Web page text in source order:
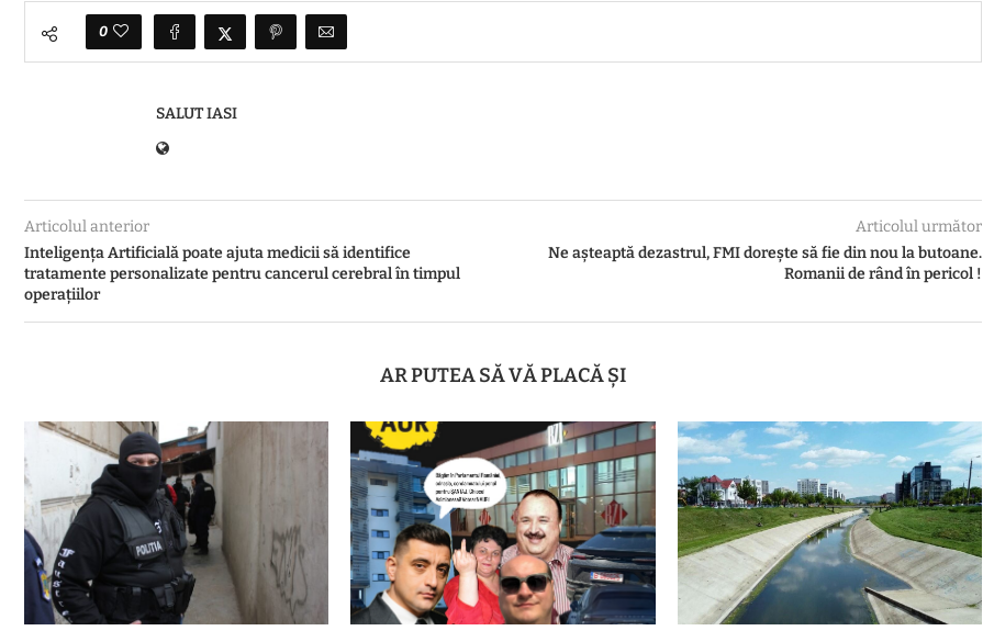
0
SALUT IASI
Articolul anterior
Inteligența Artificială poate ajuta medicii să identifice
tratamente personalizate pentru cancerul cerebral în timpul
operațiilor
Articolul următor
Ne așteaptă dezastrul, FMI dorește să fie din nou la butoane.
Romanii de rând în pericol !
AR PUTEA SĂ VĂ PLACĂ ȘI